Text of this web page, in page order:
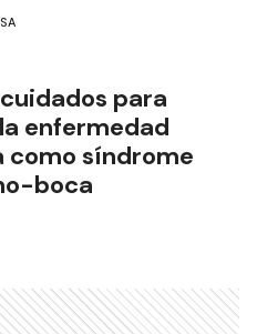
para
enfermedad
como síndrome
boca